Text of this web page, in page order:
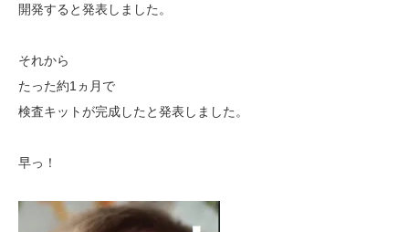
開発すると発表しました。
それから
たった約1ヵ月で
検査キットが完成したと発表しました。
早っ！